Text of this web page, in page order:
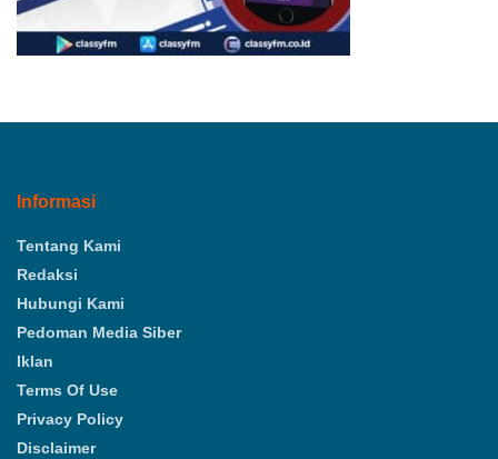
Informasi
Tentang Kami
Redaksi
Hubungi Kami
Pedoman Media Siber
Iklan
Terms Of Use
Privacy Policy
Disclaimer